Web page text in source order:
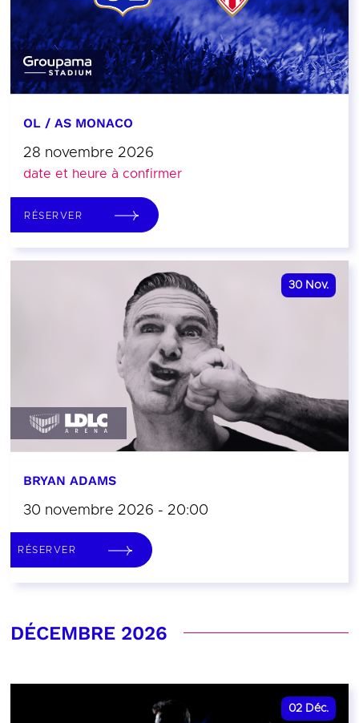
OL / AS MONACO
28 novembre 2026
date et heure à confirmer
RÉSERVER
30 Nov.
BRYAN ADAMS
30 novembre 2026 - 20:00
RÉSERVER
DÉCEMBRE 2026
02 Déc.